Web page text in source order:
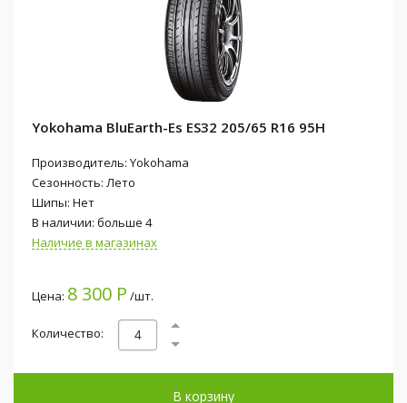
Yokohama BluEarth-Es ES32 205/65 R16 95H
Производитель: Yokohama
Сезонность: Лето
Шипы: Нет
В наличии: больше 4
Наличие в магазинах
Цена: 8 300 Р /шт.
Количество:
В корзину